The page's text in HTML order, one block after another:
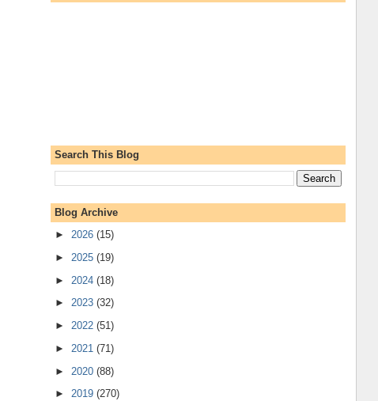
Search This Blog
Blog Archive
► 2026 (15)
► 2025 (19)
► 2024 (18)
► 2023 (32)
► 2022 (51)
► 2021 (71)
► 2020 (88)
► 2019 (270)